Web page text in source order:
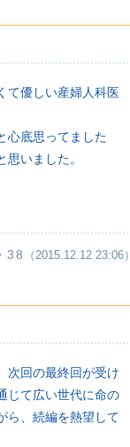
て優しい産婦人科医
心底思ってました
いました。
38 （2015.12.12 23:06）
次回の最終回が受け
じて広い世代に命の
ら、続編を熱望して